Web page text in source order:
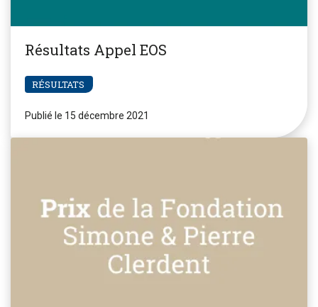
Résultats Appel EOS
RÉSULTATS
Publié le 15 décembre 2021